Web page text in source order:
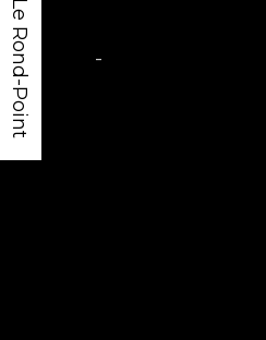
-
MJC Le Rond-Point